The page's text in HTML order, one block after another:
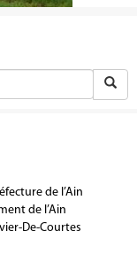
de l’Ain
de l’Ain
De-Courtes